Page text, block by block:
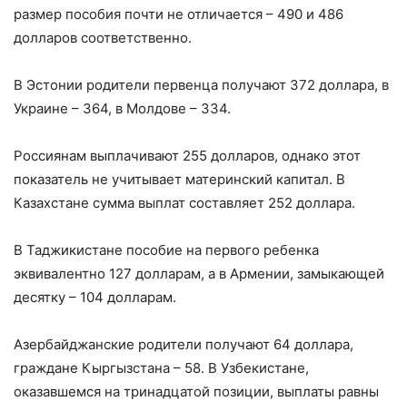
размер пособия почти не отличается – 490 и 486
долларов соответственно.
В Эстонии родители первенца получают 372 доллара, в
Украине – 364, в Молдове – 334.
Россиянам выплачивают 255 долларов, однако этот
показатель не учитывает материнский капитал. В
Казахстане сумма выплат составляет 252 доллара.
В Таджикистане пособие на первого ребенка
эквивалентно 127 долларам, а в Армении, замыкающей
десятку – 104 долларам.
Азербайджанские родители получают 64 доллара,
граждане Кыргызстана – 58. В Узбекистане,
оказавшемся на тринадцатой позиции, выплаты равны